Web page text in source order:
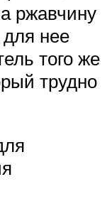
ржавчину
для нее
того же
трудно